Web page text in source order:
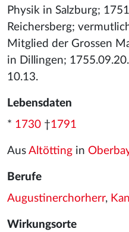
Physik in Salzburg;
Reichersberg;
Mitglied der Grossen
in Dillingen;
10.13.
Lebensdaten
* 1730 †1791
Aus Altötting in
Berufe
Augustinerchorherr,
Wirkungsorte